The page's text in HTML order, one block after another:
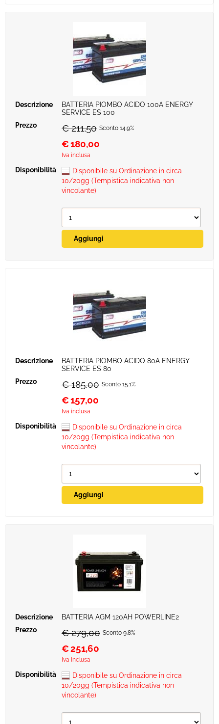
BATTERIA PIOMBO ACIDO 100A ENERGY
SERVICE ES 100
€ 211,50 Sconto 14.9%
€180,00
Iva inclusa
Disponibile su Ordinazione in circa
10/20gg (Tempistica indicativa non
vincolante)
BATTERIA PIOMBO ACIDO 80A ENERGY
SERVICE ES 80
€ 185,00 Sconto 15.1%
€157,00
Iva inclusa
Disponibile su Ordinazione in circa
10/20gg (Tempistica indicativa non
vincolante)
BATTERIA AGM 120AH POWERLINE2
€ 279,00 Sconto 9.8%
€251,60
Iva inclusa
Disponibile su Ordinazione in circa
10/20gg (Tempistica indicativa non
vincolante)